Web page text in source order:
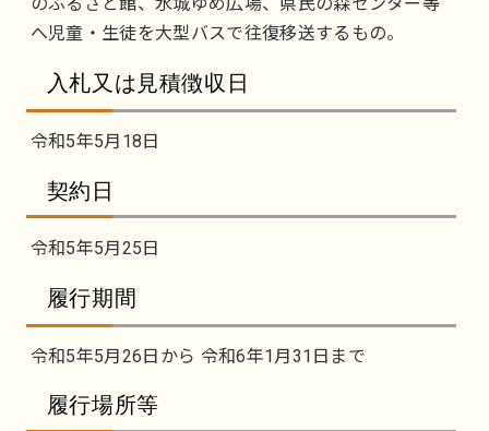
のふるさと館、水城ゆめ広場、県民の森センター等
へ児童・生徒を大型バスで往復移送するもの。
入札又は見積徴収日
令和5年5月18日
契約日
令和5年5月25日
履行期間
令和5年5月26日から 令和6年1月31日まで
履行場所等